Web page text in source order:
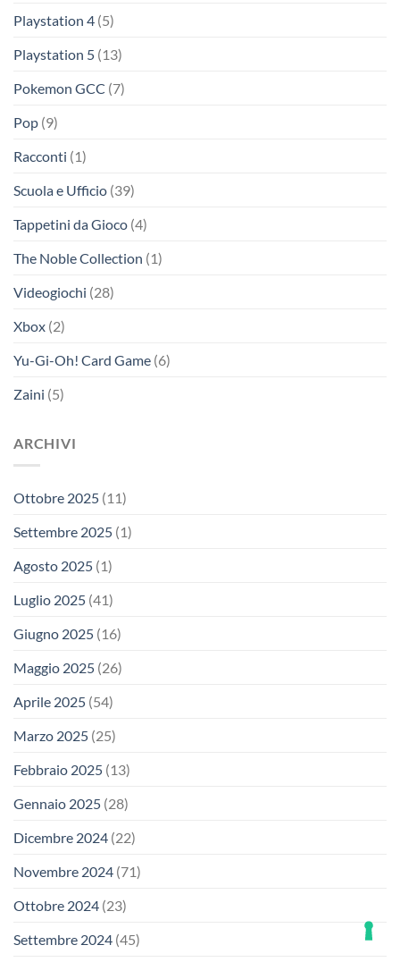
Playstation 4 (5)
Playstation 5 (13)
Pokemon GCC (7)
Pop (9)
Racconti (1)
Scuola e Ufficio (39)
Tappetini da Gioco (4)
The Noble Collection (1)
Videogiochi (28)
Xbox (2)
Yu-Gi-Oh! Card Game (6)
Zaini (5)
ARCHIVI
Ottobre 2025 (11)
Settembre 2025 (1)
Agosto 2025 (1)
Luglio 2025 (41)
Giugno 2025 (16)
Maggio 2025 (26)
Aprile 2025 (54)
Marzo 2025 (25)
Febbraio 2025 (13)
Gennaio 2025 (28)
Dicembre 2024 (22)
Novembre 2024 (71)
Ottobre 2024 (23)
Settembre 2024 (45)